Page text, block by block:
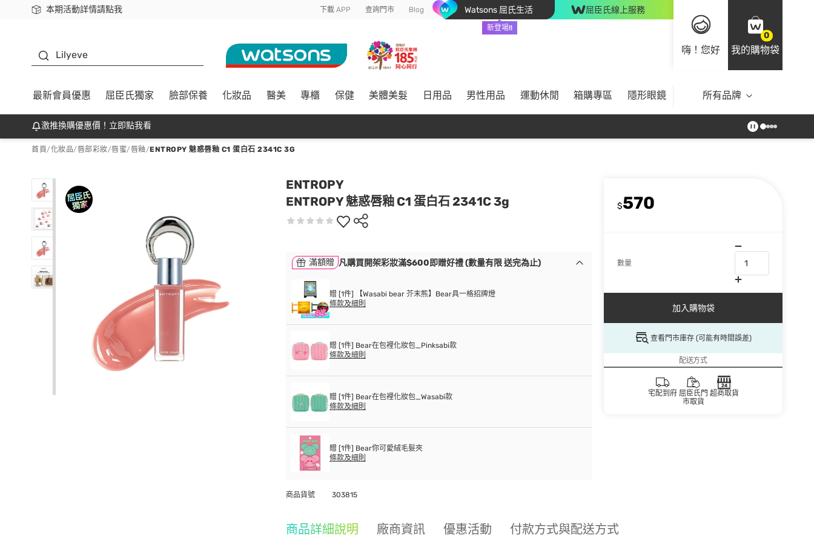
本期活動詳情請點我
下載app最高回饋$350 下載 APP 查詢門市 Blog Watsons 屈氏生活
新登場!!
屈臣氏線上服務
嗨！您好
0
我的購物袋
Lilyeve
最新會員優惠 屈臣氏獨家 臉部保養 化妝品 醫美 專櫃 保健 美體美髮 日用品 男性用品 運動休閒 箱購專區 隱形眼鏡 所有品牌
激推換購優惠價！立即點我看
首頁/化妝品/唇部彩妝/唇蜜/唇釉/ENTROPY 魅惑唇釉 C1 蛋白石 2341C 3G
ENTROPY
ENTROPY 魅惑唇釉 C1 蛋白石 2341C 3g
$570
數量
加入購物袋
查看門市庫存 (可能有時間誤差)
配送方式
宅配到府 屈臣氏門
市取貨
超商取貨
滿額贈 凡購買開架彩妝滿$600即贈好禮 (數量有限 送完為止)
贈 [1件] 【Wasabi bear 芥末熊】Bear具一格招牌燈
條款及細則
贈 [1件] Bear在包裡化妝包_Pinksabi款
條款及細則
贈 [1件] Bear在包裡化妝包_Wasabi款
條款及細則
贈 [1件] Bear你可愛絨毛髮夾
條款及細則
商品貨號 303815
商品詳細說明 廠商資訊 優惠活動 付款方式與配送方式